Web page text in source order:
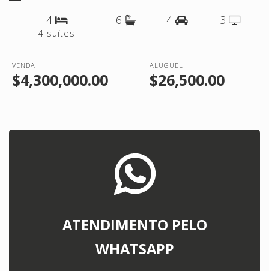
4
4 suítes
6 4 3
VENDA
$4,300,000.00
ALUGUEL
$26,500.00
ATENDIMENTO PELO
WHATSAPP